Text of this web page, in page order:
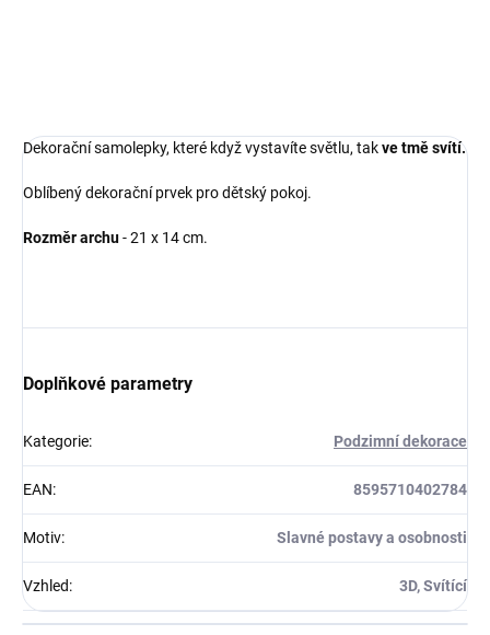
Dekorační samolepky, které když vystavíte světlu, takve tmě svítí.
Oblíbený dekorační prvek pro dětský pokoj.
Rozměr archu- 21 x 14 cm.
Doplňkové parametry
Kategorie: Podzimní dekorace
EAN: 8595710402784
Motiv: Slavné postavy a osobnosti
Vzhled: 3D, Svítící